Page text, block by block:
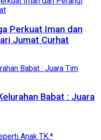
Perkuat Iman dan
Jumat Curhat
Babat : Juara